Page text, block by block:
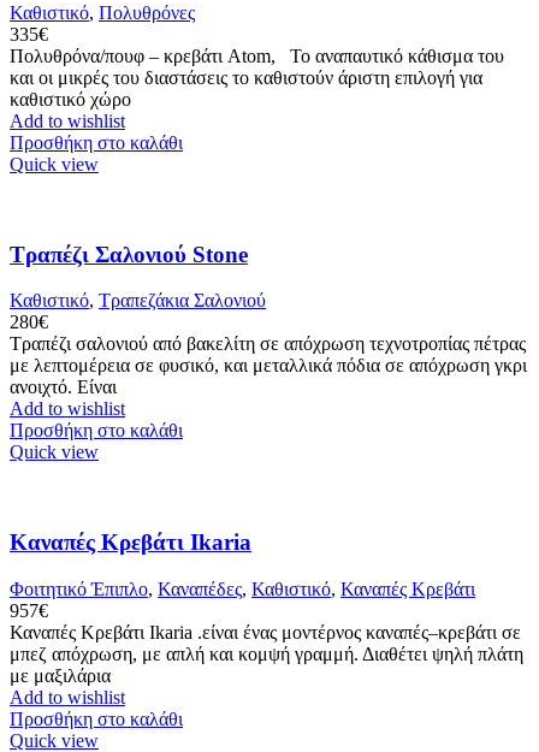
Καθιστικό, Πολυθρόνες
335€
Πολυθρόνα/πουφ – κρεβάτι Atom, Το αναπαυτικό κάθισμα του
και οι μικρές του διαστάσεις το καθιστούν άριστη επιλογή για
καθιστικό χώρο
Add to wishlist
Προσθήκη στο καλάθι
Quick view
Τραπέζι Σαλονιού Stone
Καθιστικό, Τραπεζάκια Σαλονιού
280€
Τραπέζι σαλονιού από βακελίτη σε απόχρωση τεχνοτροπίας πέτρας
με λεπτομέρεια σε φυσικό, και μεταλλικά πόδια σε απόχρωση γκρι
ανοιχτό. Είναι
Add to wishlist
Προσθήκη στο καλάθι
Quick view
Καναπές Κρεβάτι Ikaria
Φοιτητικό Έπιπλο, Καναπέδες, Καθιστικό, Καναπές Κρεβάτι
957€
Καναπές Κρεβάτι Ikaria .είναι ένας μοντέρνος καναπές–κρεβάτι σε
μπεζ απόχρωση, με απλή και κομψή γραμμή. Διαθέτει ψηλή πλάτη
με μαξιλάρια
Add to wishlist
Προσθήκη στο καλάθι
Quick view